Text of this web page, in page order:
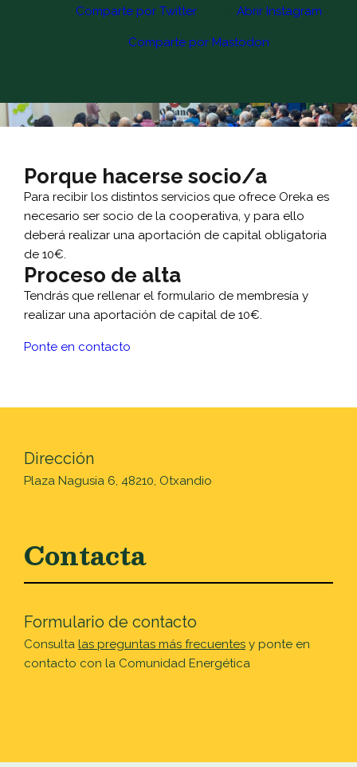
Comparte por Twitter Abrir Instagram
Comparte por Mastodon
Porque hacerse socio/a
Para recibir los distintos servicios que ofrece Oreka es
necesario ser socio de la cooperativa, y para ello
deberá realizar una aportación de capital obligatoria
de 10€.
Proceso de alta
Tendrás que rellenar el formulario de membresía y
realizar una aportación de capital de 10€.
Ponte en contacto
Dirección
Plaza Nagusia 6, 48210, Otxandio
Contacta
Formulario de contacto
Consulta las preguntas más frecuentes y ponte en
contacto con la Comunidad Energética